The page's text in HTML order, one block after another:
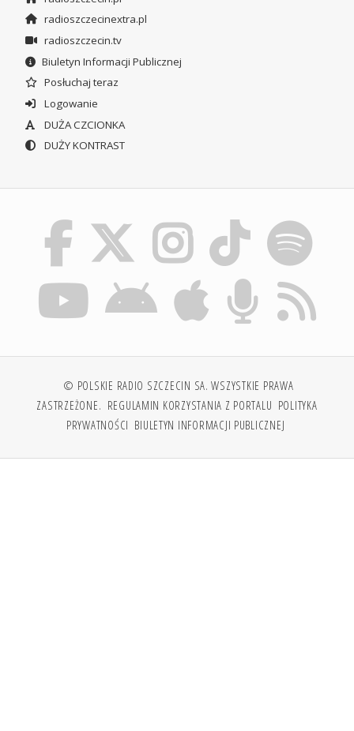
radioszczecinextra.pl
radioszczecin.tv
Biuletyn Informacji Publicznej
Posłuchaj teraz
Logowanie
DUŻA CZCIONKA
DUŻY KONTRAST
© POLSKIE RADIO SZCZECIN SA. WSZYSTKIE PRAWA
ZASTRZEŻONE. REGULAMIN KORZYSTANIA Z PORTALU POLITYKA
PRYWATNOŚCI BIULETYN INFORMACJI PUBLICZNEJ